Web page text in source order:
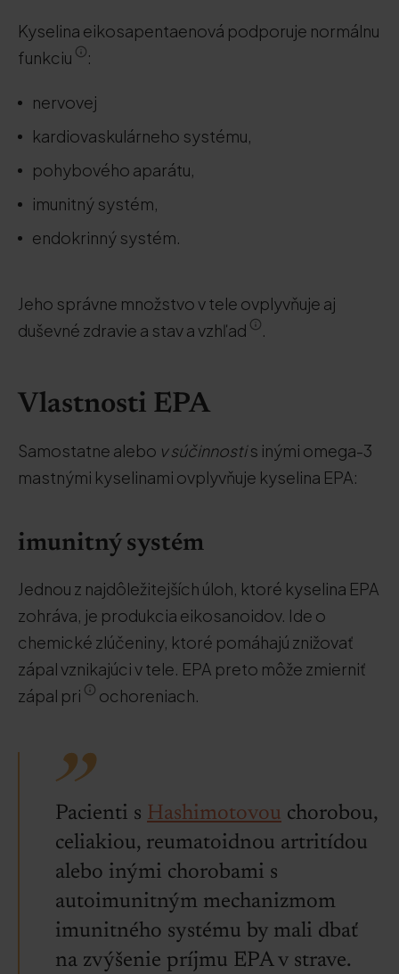
Kyselina eikosapentaenová podporuje normálnu
funkciu
:
nervovej
kardiovaskulárneho systému,
pohybového aparátu,
imunitný systém,
endokrinný systém.
Jeho správne množstvo v tele ovplyvňuje aj
duševné zdravie a stav a vzhľad
.
Vlastnosti EPA
Samostatne alebo v súčinnostis inými omega-3
mastnými kyselinami ovplyvňuje kyselina EPA:
imunitný systém
Jednou z najdôležitejších úloh, ktoré kyselina EPA
zohráva, je produkcia eikosanoidov. Ide o
chemické zlúčeniny, ktoré pomáhajú znižovať
zápal vznikajúci v tele. EPA preto môže zmierniť
zápal pri
ochoreniach.
Pacienti s Hashimotovou chorobou,
celiakiou, reumatoidnou artritídou
alebo inými chorobami s
autoimunitným mechanizmom
imunitného systému by mali dbať
na zvýšenie príjmu EPA v strave.